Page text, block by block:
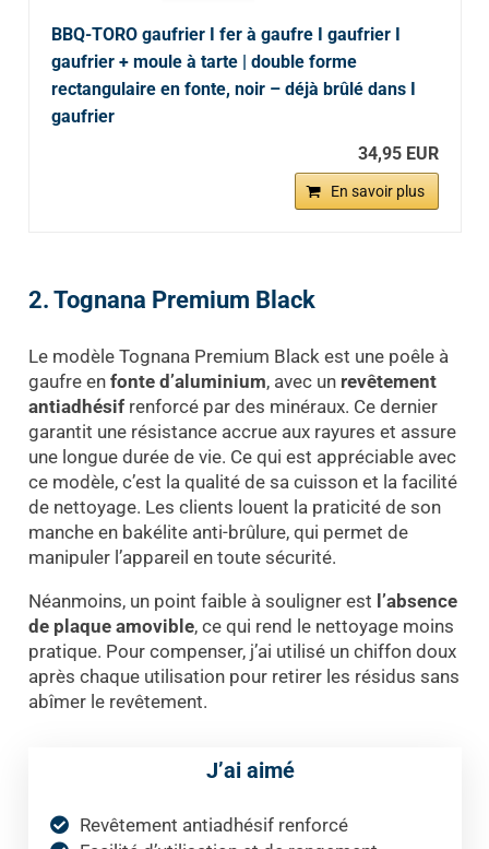
BBQ-TORO gaufrier I fer à gaufre I gaufrier I
gaufrier + moule à tarte | double forme
rectangulaire en fonte, noir – déjà brûlé dans I
gaufrier
34,95 EUR
En savoir plus
2. Tognana Premium Black
Le modèle Tognana Premium Black est une poêle à
gaufre en fonte d’aluminium, avec un revêtement
antiadhésifrenforcé par des minéraux. Ce dernier
garantit une résistance accrue aux rayures et assure
une longue durée de vie. Ce qui est appréciable avec
ce modèle, c’est la qualité de sa cuisson et la facilité
de nettoyage. Les clients louent la praticité de son
manche en bakélite anti-brûlure, qui permet de
manipuler l’appareil en toute sécurité.
Néanmoins, un point faible à souligner est l’absence
de plaque amovible, ce qui rend le nettoyage moins
pratique. Pour compenser, j’ai utilisé un chiffon doux
après chaque utilisation pour retirer les résidus sans
abîmer le revêtement.
J’ai aimé
Revêtement antiadhésif renforcé